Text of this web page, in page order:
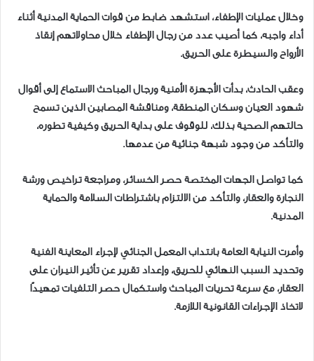
وخلال عمليات الإطفاء، استشهد ضابط من قوات الحماية المدنية أثناء
أداء واجبه، كما أصيب عدد من رجال الإطفاء خلال محاولاتهم إنقاذ
الأرواح والسيطرة على الحريق.
وعقب الحادث، بدأت الأجهزة الأمنية ورجال المباحث الاستماع إلى أقوال
شهود العيان وسكان المنطقة، ومناقشة المصابين الذين تسمح
حالتهم الصحية بذلك، للوقوف على بداية الحريق وكيفية تطوره،
والتأكد من وجود شبهة جنائية من عدمها.
كما تواصل الجهات المختصة حصر الخسائر، ومراجعة تراخيص ورشة
النجارة والعقار، والتأكد من الالتزام باشتراطات السلامة والحماية
المدنية.
وأمرت النيابة العامة بانتداب المعمل الجنائي لإجراء المعاينة الفنية
وتحديد السبب النهائي للحريق، وإعداد تقرير عن تأثير النيران على
العقار، مع سرعة تحريات المباحث واستكمال حصر التلفيات تمهيدًا
لاتخاذ الإجراءات القانونية اللازمة.